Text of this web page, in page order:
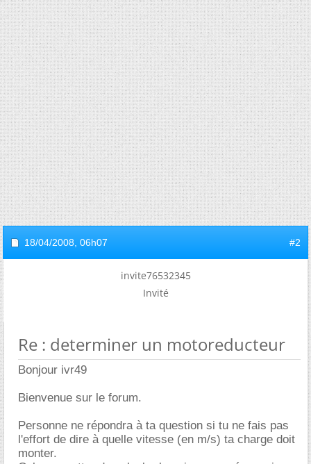
18/04/2008, 06h07 #2
invite76532345
Invité
Re : determiner un motoreducteur
Bonjour ivr49
Bienvenue sur le forum.
Personne ne répondra à ta question si tu ne fais pas
l'effort de dire à quelle vitesse (en m/s) ta charge doit
monter.